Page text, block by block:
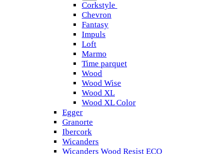
Corkstyle
Chevron
Fantasy
Impuls
Loft
Marmo
Time parquet
Wood
Wood Wise
Wood XL
Wood XL Color
Egger
Granorte
Ibercork
Wicanders
Wicanders Wood Resist ECO